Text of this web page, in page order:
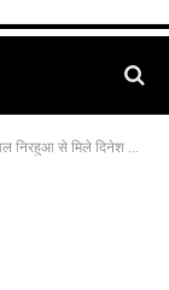
से मिले दिनेश कुमार